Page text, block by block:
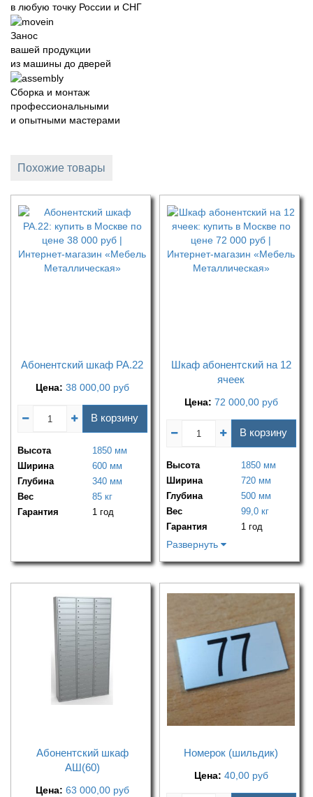
в любую точку России и СНГ
Занос
вашей продукции
из машины до дверей
Сборка и монтаж
профессиональными
и опытными мастерами
Похожие товары
Абонентский шкаф РА.22
Цена: 38 000,00 руб
В корзину
Высота
1850 мм
Ширина
600 мм
Глубина
340 мм
Вес
85 кг
Гарантия
1 год
Шкаф абонентский на 12
ячеек
Цена: 72 000,00 руб
В корзину
Высота
1850 мм
Ширина
720 мм
Глубина
500 мм
Вес
99,0 кг
Гарантия
1 год
Развернуть
Абонентский шкаф
АШ(60)
Цена: 63 000,00 руб
Номерок (шильдик)
Цена: 40,00 руб